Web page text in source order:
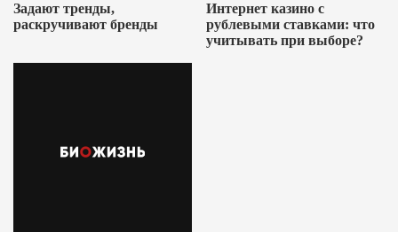
Задают тренды,
раскручивают бренды
Интернет казино с
рублевыми ставками: что
учитывать при выборе?